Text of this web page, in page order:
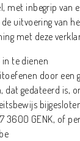
met inbegrip van
uitvoering van
met deze
te dienen
door een
dat gedateerd is,
3600 GENK, of